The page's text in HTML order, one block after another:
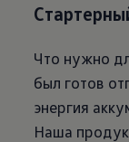
Что нужно
был готов
энергия
Наша